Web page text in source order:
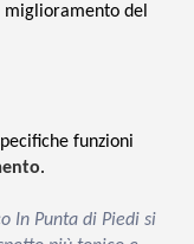
del
funzioni
.
In Punta di Piedi si